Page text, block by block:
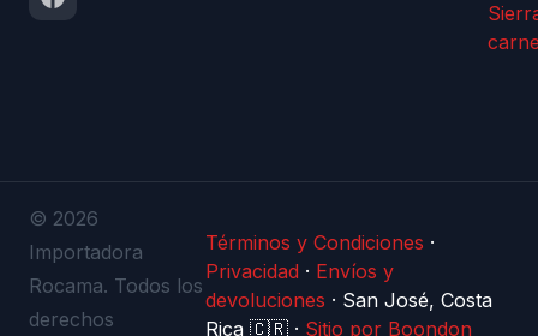
© 2026
Importadora
Rocama. Todos los
derechos
Términos y Condiciones ·
Privacidad · Envíos y
devoluciones · San José, Costa
Rica 🇨🇷 · Sitio por Boondon